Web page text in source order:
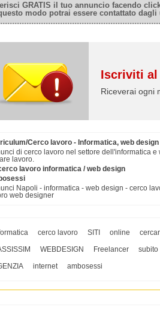
GRATIS il tuo annuncio facendo
modo potrai essere contattato
Iscriviti al
Riceverai ogni
Cerco lavoro - Informatica, web design
di cerco lavoro nel settore dell'informatica
lavoro.
lavoro informatica / web design
Napoli - informatica - web design - cerco
web designer
cerco lavoro SITI online
WEBDESIGN Freelancer subito
internet ambosessi